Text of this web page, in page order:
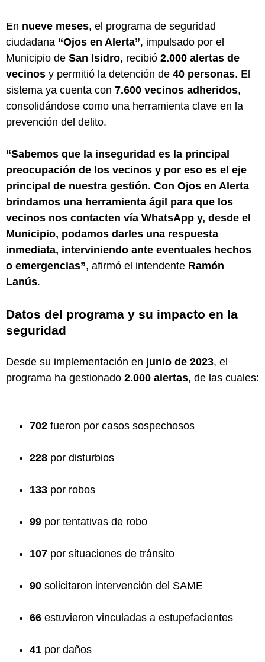
En nueve meses, el programa de seguridad
ciudadana “Ojos en Alerta”, impulsado por el
Municipio de San Isidro, recibió 2.000 alertas de
vecinos y permitió la detención de 40 personas. El
sistema ya cuenta con 7.600 vecinos adheridos,
consolidándose como una herramienta clave en la
prevención del delito.
“Sabemos que la inseguridad es la principal
preocupación de los vecinos y por eso es el eje
principal de nuestra gestión. Con Ojos en Alerta
brindamos una herramienta ágil para que los
vecinos nos contacten vía WhatsApp y, desde el
Municipio, podamos darles una respuesta
inmediata, interviniendo ante eventuales hechos
o emergencias”, afirmó el intendente Ramón
Lanús.
Datos del programa y su impacto en la
seguridad
Desde su implementación en junio de 2023, el
programa ha gestionado 2.000 alertas, de las cuales:
702 fueron por casos sospechosos
228 por disturbios
133 por robos
99 por tentativas de robo
107 por situaciones de tránsito
90 solicitaron intervención del SAME
66 estuvieron vinculadas a estupefacientes
41 por daños